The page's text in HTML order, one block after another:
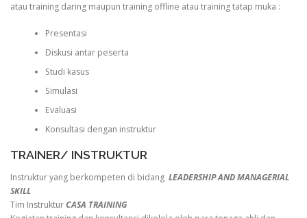
atau training daring maupun training offline atau training tatap muka :
Presentasi
Diskusi antar peserta
Studi kasus
Simulasi
Evaluasi
Konsultasi dengan instruktur
TRAINER/ INSTRUKTUR
Instruktur yang berkompeten di bidang LEADERSHIP AND MANAGERIAL
SKILL
Tim InstrukturCASA TRAINING